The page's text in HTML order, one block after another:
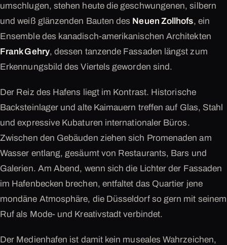
umschlugen, stehen heute die geschwungenen, silbern
und weiß glänzenden Bauten des Neuen Zollhofs, ein
Ensemble des kanadisch-amerikanischen Architekten
Frank Gehry, dessen tanzende Fassaden längst zum
Erkennungsbild des Viertels geworden sind.
Der Reiz des Hafens liegt im Kontrast. Historische
Backsteinlager und alte Kaimauern treffen auf Glas, Stahl
und expressive Kubaturen internationaler Büros.
Zwischen den Gebäuden ziehen sich Promenaden am
Wasser entlang, gesäumt von Restaurants, Bars und
Galerien. Am Abend, wenn sich die Lichter der Fassaden
im Hafenbecken brechen, entfaltet das Quartier jene
mondäne Atmosphäre, die Düsseldorf so gern mit seinem
Ruf als Mode- und Kreativstadt verbindet.
Der Medienhafen ist damit kein museales Wahrzeichen,